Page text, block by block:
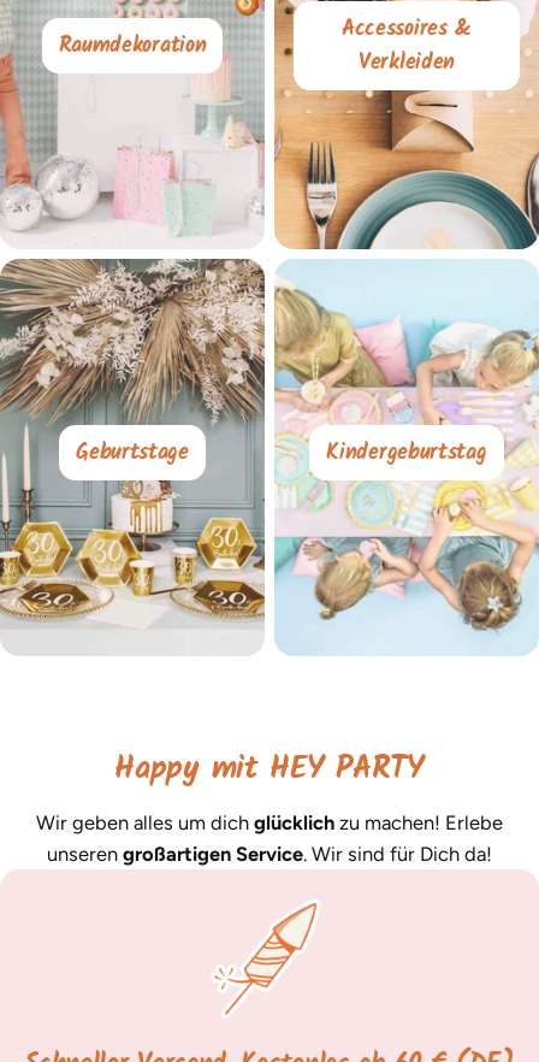
Raumdekoration
Accessoires &
Verkleiden
Geburtstage Kindergeburtstag
Happy mit HEY PARTY
Wir geben alles um dich glücklich zu machen! Erlebe
unseren großartigen Service. Wir sind für Dich da!